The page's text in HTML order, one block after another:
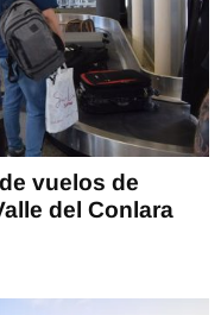
vuelos de
del Conlara